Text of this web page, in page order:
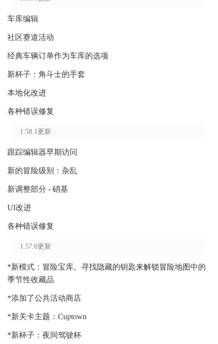
车库编辑
社区赛道活动
经典车辆订单作为车库的选项
新杯子：角斗士的手套
本地化改进
各种错误修复
1.58.1更新
跟踪编辑器早期访问
新的冒险级别：杂乱
新调整部分 - 硝基
UI改进
各种错误修复
1.57.0更新
*新模式：冒险宝库。寻找隐藏的钥匙来解锁冒险地图中的
季节性收藏品
*添加了公共活动商店
*新关卡主题：Cuptown
*新杯子：夜间驾驶杯